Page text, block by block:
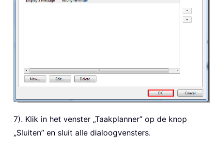
7). Klik in het venster „Taakplanner” op de knop
„Sluiten” en sluit alle dialoogvensters.